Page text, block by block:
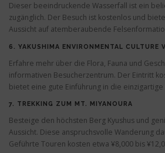
Dieser beeindruckende Wasserfall ist ein
zugänglich. Der Besuch ist kostenlos und
Aussicht auf atemberaubende
6. YAKUSHIMA ENVIRONMENTAL CULTURE
Erfahre mehr über die Flora, Fauna und
informativen Besucherzentrum. Der Eintritt
bietet eine gute Einführung in die
7. TREKKING ZUM MT. MIYANOURA
Besteige den höchsten Berg Kyushus und
Aussicht. Diese anspruchsvolle Wanderung
Geführte Touren kosten etwa ¥8,000 bis